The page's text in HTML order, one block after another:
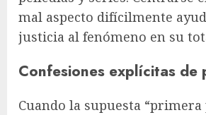
mal aspecto difícilmente
justicia al fenómeno en su
Confesiones explícitas de
Cuando la supuesta